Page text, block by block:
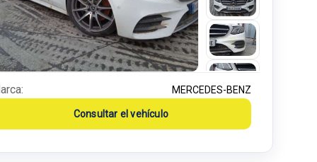
MERCEDES-BENZ
Consultar el vehículo